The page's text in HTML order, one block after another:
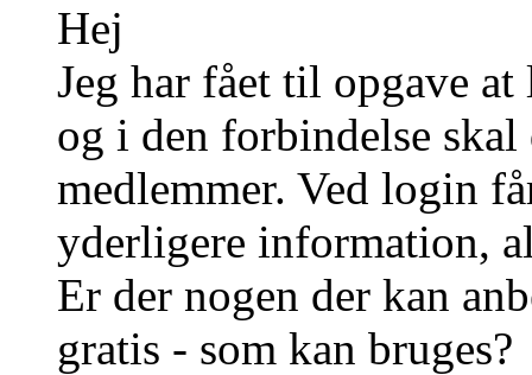
Hej
Jeg har fået til opgave
og i den forbindelse
medlemmer. Ved login
yderligere information,
Er der nogen der kan
gratis - som kan bruges?